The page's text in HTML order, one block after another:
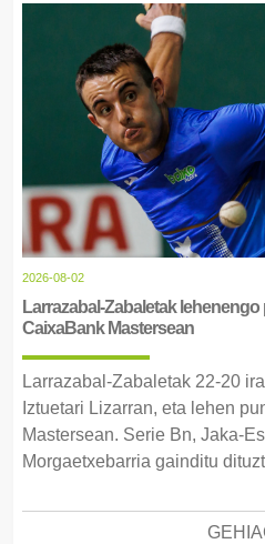
2026-08-02
Larrazabal-Zabaletak
CaixaBank Mastersean
Larrazabal-Zabaletak 22-20
Iztuetari Lizarran, eta lehen
Mastersean. Serie Bn, Jaka-
Morgaetxebarria gainditu